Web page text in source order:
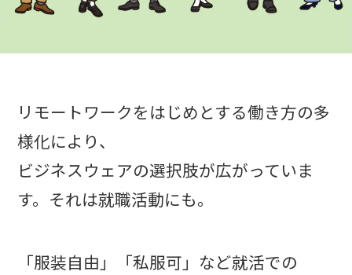
リモートワークをはじめとする働き方の多
様化により、
ビジネスウェアの選択肢が広がっていま
す。それは就職活動にも。
「服装自由」「私服可」など就活での